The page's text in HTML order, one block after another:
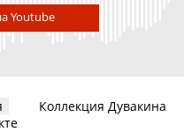
Youtube
Коллекция Дувакина